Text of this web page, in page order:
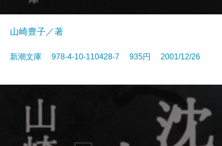
山崎豊子／著
新潮文庫 978-4-10-110428-7 935円 2001/12/26